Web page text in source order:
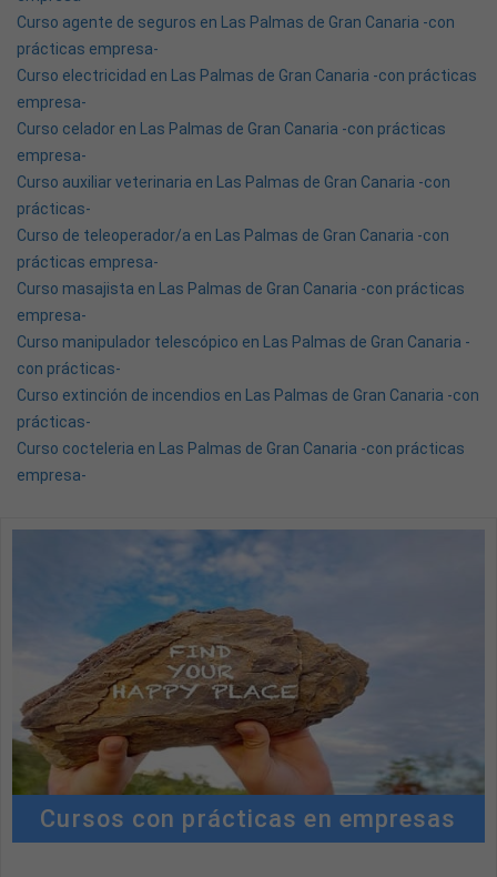
Curso agente de seguros en Las Palmas de Gran Canaria -con
prácticas empresa-
Curso electricidad en Las Palmas de Gran Canaria -con prácticas
empresa-
Curso celador en Las Palmas de Gran Canaria -con prácticas
empresa-
Curso auxiliar veterinaria en Las Palmas de Gran Canaria -con
prácticas-
Curso de teleoperador/a en Las Palmas de Gran Canaria -con
prácticas empresa-
Curso masajista en Las Palmas de Gran Canaria -con prácticas
empresa-
Curso manipulador telescópico en Las Palmas de Gran Canaria -
con prácticas-
Curso extinción de incendios en Las Palmas de Gran Canaria -con
prácticas-
Curso cocteleria en Las Palmas de Gran Canaria -con prácticas
empresa-
Cursos con prácticas en empresas